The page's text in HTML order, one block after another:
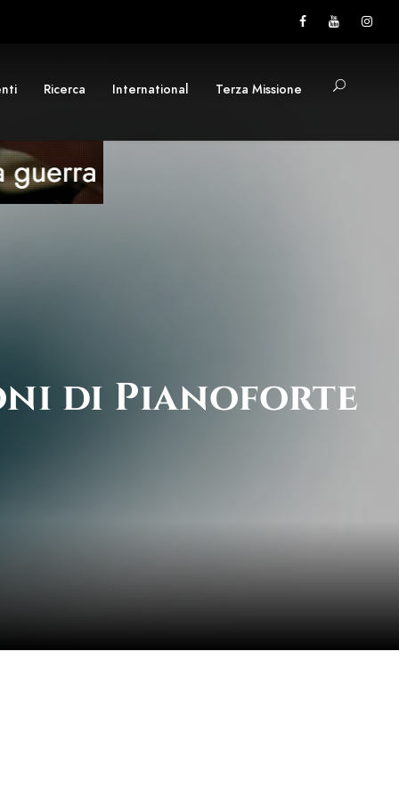
Ricerca International Terza Missione
di Pianoforte